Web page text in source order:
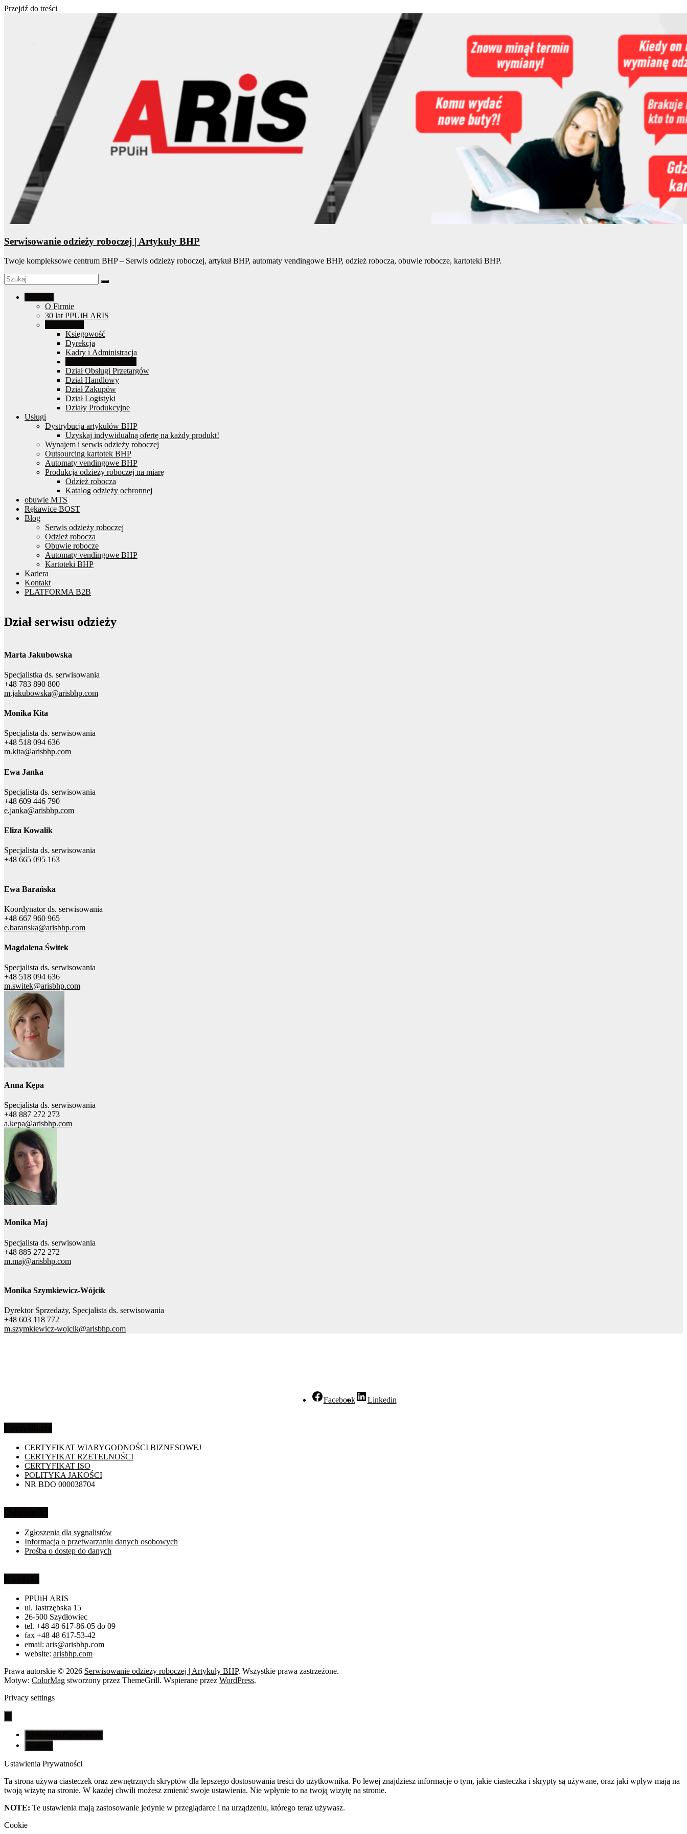
Przejdź do treści
Serwisowanie odzieży roboczej | Artykuły BHP
Twoje kompleksowe centrum BHP – Serwis odzieży roboczej, artykuł BHP, automaty vendingowe BHP, odzież robocza, obuwie robocze, kartoteki BHP.
O Firmie
30 lat PPUiH ARIS
Księgowość
Dyrekcja
Kadry i Administracja
Dział Obsługi Przetargów
Dział Handlowy
Dział Zakupów
Dział Logistyki
Działy Produkcyjne
Usługi
Dystrybucja artykułów BHP
Uzyskaj indywidualną ofertę na każdy produkt!
Wynajem i serwis odzieży roboczej
Outsourcing kartotek BHP
Automaty vendingowe BHP
Produkcja odzieży roboczej na miarę
Odzież robocza
Katalog odzieży ochronnej
obuwie MTS
Rękawice BOST
Blog
Serwis odzieży roboczej
Odzież robocza
Obuwie robocze
Automaty vendingowe BHP
Kartoteki BHP
Kariera
Kontakt
PLATFORMA B2B
Dział serwisu odzieży
Marta Jakubowska
Specjalistka ds. serwisowania
+48 783 890 800
m.jakubowska@arisbhp.com
Monika Kita
Specjalista ds. serwisowania
+48 518 094 636
m.kita@arisbhp.com
Ewa Janka
Specjalista ds. serwisowania
+48 609 446 790
e.janka@arisbhp.com
Eliza Kowalik
Specjalista ds. serwisowania
+48 665 095 163
Ewa Barańska
Koordynator ds. serwisowania
+48 667 960 965
e.baranska@arisbhp.com
Magdalena Świtek
Specjalista ds. serwisowania
+48 518 094 636
m.switek@arisbhp.com
Anna Kępa
Specjalista ds. serwisowania
+48 887 272 273
a.kepa@arisbhp.com
Monika Maj
Specjalista ds. serwisowania
+48 885 272 272
m.maj@arisbhp.com
Monika Szymkiewicz-Wójcik
Dyrektor Sprzedaży, Specjalista ds. serwisowania
+48 603 118 772
m.szymkiewicz-wojcik@arisbhp.com
Facebook Linkedin
CERTYFIKAT WIARYGODNOŚCI BIZNESOWEJ
CERTYFIKAT RZETELNOŚCI
CERTYFIKAT ISO
POLITYKA JAKOŚCI
NR BDO 000038704
Zgłoszenia dla sygnalistów
Informacja o przetwarzaniu danych osobowych
Prośba o dostęp do danych
PPUiH ARIS
ul. Jastrzębska 15
26-500 Szydłowiec
tel. +48 48 617-86-05 do 09
fax +48 48 617-53-42
email: aris@arisbhp.com
website: arisbhp.com
Prawa autorskie © 2026 Serwisowanie odzieży roboczej | Artykuły BHP. Wszystkie prawa zastrzeżone.
Motyw: ColorMag stworzony przez ThemeGrill. Wspierane przez WordPress.
Privacy settings
Ustawienia Prywatności
Ta strona używa ciasteczek oraz zewnętrznych skryptów dla lepszego dostosowania treści do użytkownika. Po lewej znajdziesz informacje o tym, jakie ciasteczka i skrypty są używane, oraz jaki wpływ mają na
twoją wizytę na stronie. W każdej chwili możesz zmienić swoje ustawienia. Nie wpłynie to na twoją wizytę na stronie.
NOTE: Te ustawienia mają zastosowanie jedynie w przeglądarce i na urządzeniu, którego teraz używasz.
Cookie